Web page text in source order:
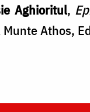
Aghioritul,
Munte Athos,